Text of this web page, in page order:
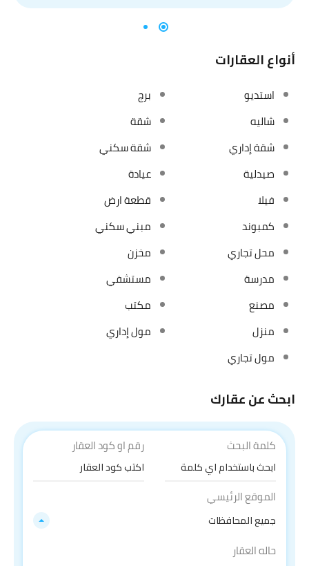
أنواع العقارات
استديو
برج
شاليه
شقة
شقة إداري
شقة سكني
صيدلية
عيادة
فيلا
قطعة ارض
كمبوند
مبني سكني
محل تجاري
مخزن
مدرسة
مستشفي
مصنع
مكتب
منزل
مول إداري
مول تجاري
ابحث عن عقارك
كلمة البحث رقم او كود العقار
الموقع الرئيسي
جميع المحافظات
حاله العقار